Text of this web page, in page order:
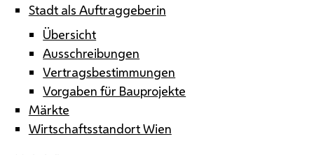
Stadt als Auftraggeberin
Übersicht
Ausschreibungen
Vertragsbestimmungen
Vorgaben für Bauprojekte
Märkte
Wirtschaftsstandort Wien